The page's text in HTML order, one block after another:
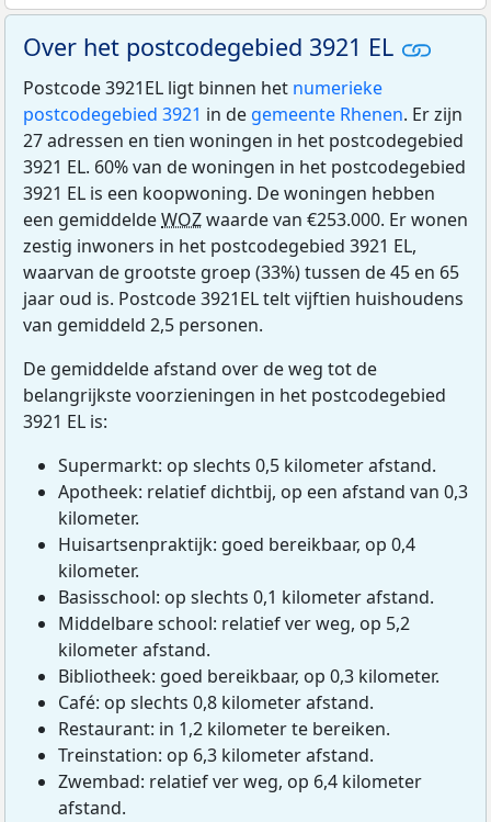
Over het postcodegebied 3921 EL
Postcode 3921EL ligt binnen het numerieke
postcodegebied 3921 in de gemeente Rhenen. Er zijn
27 adressen en tien woningen in het postcodegebied
3921 EL. 60% van de woningen in het postcodegebied
3921 EL is een koopwoning. De woningen hebben
een gemiddeldeWOZwaarde van €253.000. Er wonen
zestig inwoners in het postcodegebied 3921 EL,
waarvan de grootste groep (33%) tussen de 45 en 65
jaar oud is. Postcode 3921EL telt vijftien huishoudens
van gemiddeld 2,5 personen.
De gemiddelde afstand over de weg tot de
belangrijkste voorzieningen in het postcodegebied
3921 EL is:
Supermarkt: op slechts 0,5 kilometer afstand.
Apotheek: relatief dichtbij, op een afstand van 0,3
kilometer.
Huisartsenpraktijk: goed bereikbaar, op 0,4
kilometer.
Basisschool: op slechts 0,1 kilometer afstand.
Middelbare school: relatief ver weg, op 5,2
kilometer afstand.
Bibliotheek: goed bereikbaar, op 0,3 kilometer.
Café: op slechts 0,8 kilometer afstand.
Restaurant: in 1,2 kilometer te bereiken.
Treinstation: op 6,3 kilometer afstand.
Zwembad: relatief ver weg, op 6,4 kilometer
afstand.